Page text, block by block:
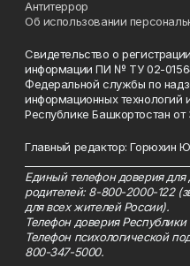
Антитеррор
Об использовании
Свидетельство о
информации ПИ № ТУ 02-
Федеральной службы по
информационных
Республике Башкортостан от
Главный редактор: Горюхин
Единый телефон доверия для
родителей: 8-800-2000-122
для всех жителей России).
Телефон доверия
Телефон психологической
800-347-5000.